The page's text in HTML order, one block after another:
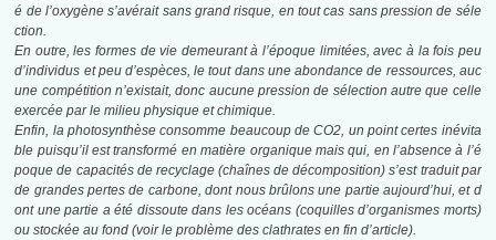
é de l’oxygène s’avérait sans grand risque, en tout cas sans pression de séle
ction.
En outre, les formes de vie demeurant à l’époque limitées, avec à la fois peu
d’individus et peu d’espèces, le tout dans une abondance de ressources, auc
une compétition n’existait, donc aucune pression de sélection autre que celle
exercée par le milieuphysique et chimique.
Enfin, la photosynthèse consomme beaucoup de CO2, un point certes inévita
ble puisqu’ilest transformé en matière organique mais qui, en l’absence à l’é
poque de capacités de recyclage (chaînes de décomposition) s’est traduit par
de grandes pertes de carbone, dont nous brûlons une partie aujourd’hui, et d
ont une partie a été dissoute dans les océans (coquilles d’organismes morts)
ou stockée au fond (voir le problème des clathrates en fin d’article).